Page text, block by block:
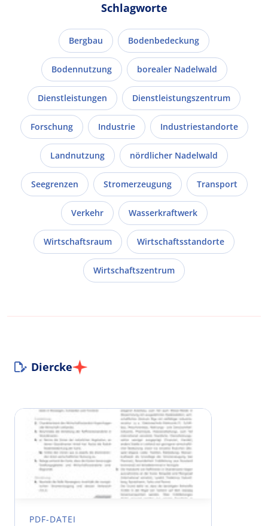
Schlagworte
Bergbau Bodenbedeckung
Bodennutzung borealer Nadelwald
Dienstleistungen Dienstleistungszentrum
Forschung Industrie Industriestandorte
Landnutzung nördlicher Nadelwald
Seegrenzen Stromerzeugung Transport
Verkehr Wasserkraftwerk
Wirtschaftsraum Wirtschaftsstandorte
Wirtschaftszentrum
Diercke
PDF-DATEI